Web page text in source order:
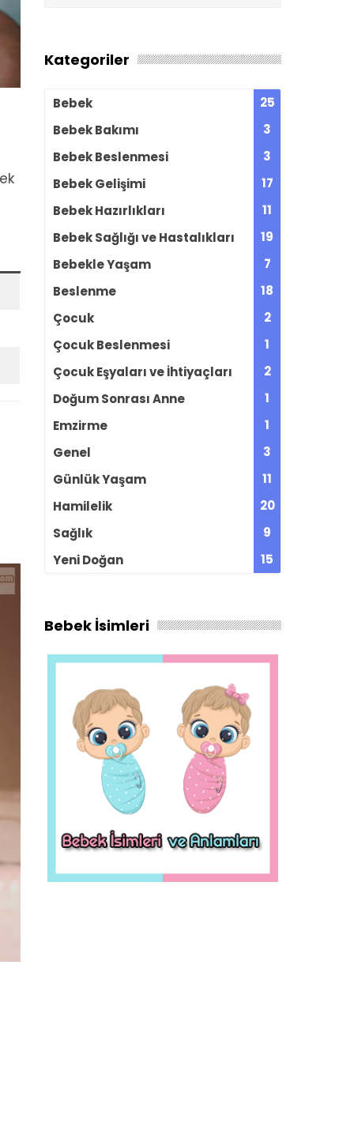
Kategoriler
Bebek
25
Bebek Bakımı
3
Bebek Beslenmesi
3
Bebek Gelişimi
17
Bebek Hazırlıkları
11
Bebek Sağlığı ve Hastalıkları
19
Bebekle Yaşam
7
Beslenme
18
Çocuk
2
Çocuk Beslenmesi
1
Çocuk Eşyaları ve İhtiyaçları
2
Doğum Sonrası Anne
1
Emzirme
1
Genel
3
Günlük Yaşam
11
Hamilelik
20
Sağlık
9
Yeni Doğan
15
Bebek İsimleri